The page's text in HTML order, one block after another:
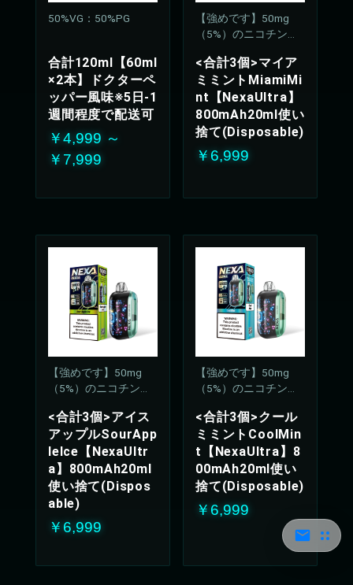
50%VG：50%PG
合計120ml【60ml
×2本】ドクターペ
ッパー風味※5日-1
週間程度で配送可
￥4,999 ～
￥7,999
【強めです】50mg
（5%）のニコチン濃
<合計3個>マイア
ミミントMiamiMi
nt【NexaUltra】
800mAh20ml使い
捨て(Disposable)
￥6,999
【強めです】50mg
（5%）のニコチン濃
<合計3個>アイス
アップルSourApp
leIce【NexaUltr
a】800mAh20ml
使い捨て(Dispos
able)
￥6,999
【強めです】50mg
（5%）のニコチン濃
<合計3個>クール
ミミントCoolMin
t【NexaUltra】8
00mAh20ml使い
捨て(Disposable)
￥6,999